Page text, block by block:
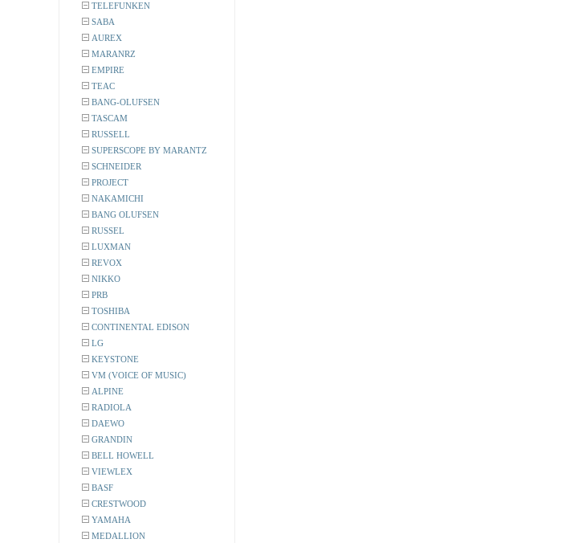
TELEFUNKEN
SABA
AUREX
MARANRZ
EMPIRE
TEAC
BANG-OLUFSEN
TASCAM
RUSSELL
SUPERSCOPE BY MARANTZ
SCHNEIDER
PROJECT
NAKAMICHI
BANG OLUFSEN
RUSSEL
LUXMAN
REVOX
NIKKO
PRB
TOSHIBA
CONTINENTAL EDISON
LG
KEYSTONE
VM (VOICE OF MUSIC)
ALPINE
RADIOLA
DAEWO
GRANDIN
BELL HOWELL
VIEWLEX
BASF
CRESTWOOD
YAMAHA
MEDALLION